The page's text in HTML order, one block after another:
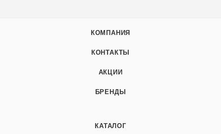
КОМПАНИЯ
КОНТАКТЫ
АКЦИИ
БРЕНДЫ
КАТАЛОГ